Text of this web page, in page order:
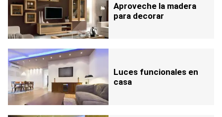
Aproveche la madera
para decorar
Luces funcionales en
casa